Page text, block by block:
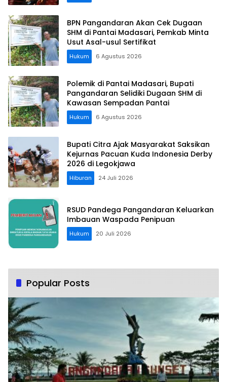
BPN Pangandaran Akan Cek Dugaan
SHM di Pantai Madasari, Pemkab Minta
Usut Asal-usul Sertifikat
Hukum 6 Agustus 2026
Polemik di Pantai Madasari, Bupati
Pangandaran Selidiki Dugaan SHM di
Kawasan Sempadan Pantai
Hukum 6 Agustus 2026
Bupati Citra Ajak Masyarakat Saksikan
Kejurnas Pacuan Kuda Indonesia Derby
2026 di Legokjawa
Hiburan 24 Juli 2026
RSUD Pandega Pangandaran Keluarkan
Imbauan Waspada Penipuan
Hukum 20 Juli 2026
Popular Posts